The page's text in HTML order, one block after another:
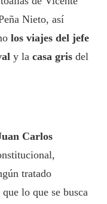
Nieto, así
los viajes del jefe
y la casa gris del
Carlos
tratado
lo que se busca